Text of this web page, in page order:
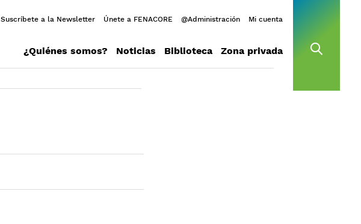
open
¿Quiénes somos? Noticias Biblioteca Zona privada
Suscríbete a la Newsletter Únete a FENACORE @Administración Mi cuenta